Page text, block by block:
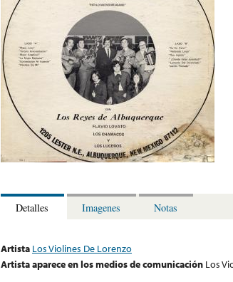
Detalles Imagenes Notas
Artista Los Violines De Lorenzo
Artista aparece en los medios de comunicación Los